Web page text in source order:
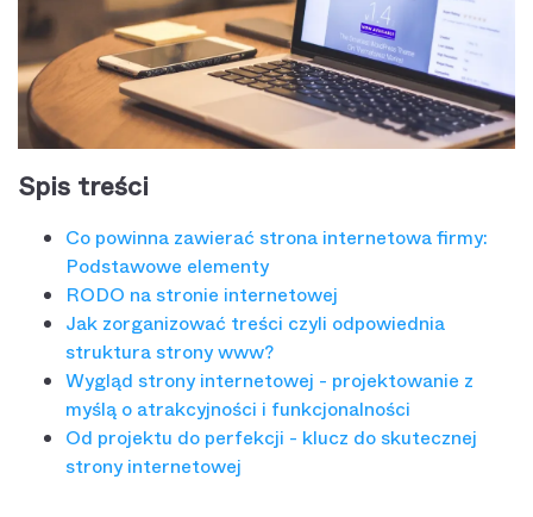
Spis treści
Co powinna zawierać strona internetowa firmy:
Podstawowe elementy
RODO na stronie internetowej
Jak zorganizować treści czyli odpowiednia
struktura strony www?
Wygląd strony internetowej - projektowanie z
myślą o atrakcyjności i funkcjonalności
Od projektu do perfekcji - klucz do skutecznej
strony internetowej